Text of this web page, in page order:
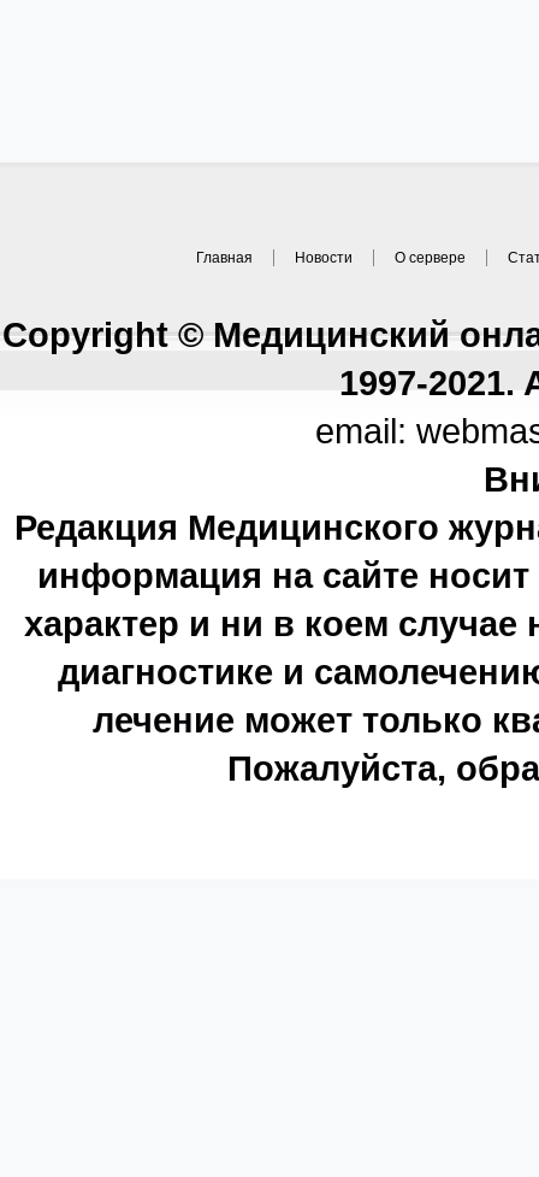
Главная Новости О сервере
Copyright © Медицинский
1997-2021.
email:
Редакция Медицинского
информация на сайте
характер и ни в коем
диагностике и
лечение может только
Пожалуйста,